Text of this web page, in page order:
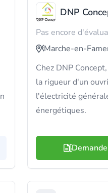
DNP
Pas encore
Marche-en-
Chez DNP
la rigueur d'un
l'électricité
énergétiques.